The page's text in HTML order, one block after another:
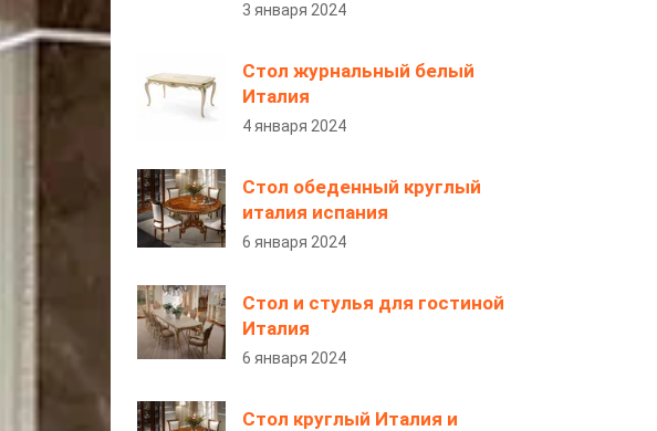
3 января 2024
Стол журнальный белый
Италия
4 января 2024
Стол обеденный круглый
италия испания
6 января 2024
Стол и стулья для гостиной
Италия
6 января 2024
Стол круглый Италия и